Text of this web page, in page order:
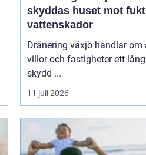
skyddas huset mot
vattenskador
Dränering växjö handlar om
villor och fastigheter ett
skydd ...
11 juli 2026